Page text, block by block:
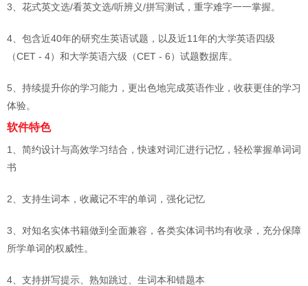
3、花式英文选/看英文选/听辨义/拼写测试，重字难字一一掌握。
4、包含近40年的研究生英语试题，以及近11年的大学英语四级
（CET - 4）和大学英语六级（CET - 6）试题数据库。
5、持续提升你的学习能力，更出色地完成英语作业，收获更佳的学习
体验。
软件特色
1、简约设计与高效学习结合，快速对词汇进行记忆，轻松掌握单词词
书
2、支持生词本，收藏记不牢的单词，强化记忆
3、对知名实体书籍做到全面兼容，各类实体词书均有收录，充分保障
所学单词的权威性。
4、支持拼写提示、熟知跳过、生词本和错题本